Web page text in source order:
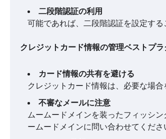
二段階認証の利用
可能であれば、二段階認証を設定す
クレジットカード情報の管理ベストプ
カード情報の共有を避ける
クレジットカード情報は、必要な場
不審なメールに注意
ムームードメインを装ったフィッシ
ームードメインに問い合わせてくださ